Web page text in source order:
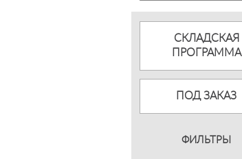
СКЛАДСКАЯ
ПРОГРАММА
ПОД ЗАКАЗ
ФИЛЬТРЫ